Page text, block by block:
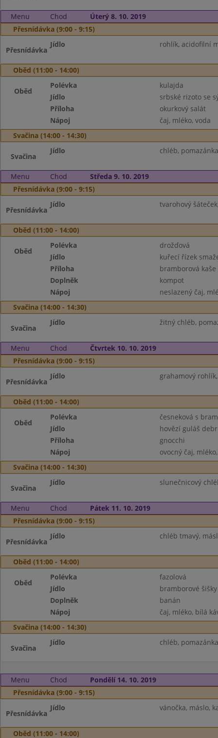
Menu Chod
Úterý 8. 10. 2019
Přesnídávka (9:00 - 9:15)
Přesnídávka
Jídlo rohlík, acidofilní
Oběd (11:00 - 14:00)
Oběd
Polévka
kulajda
Jídlo
srbské rizoto se
Příloha
okurkový salát
Nápoj
čaj, mléko, voda
Svačina (14:00 - 14:30)
Svačina
Jídlo chléb,
Menu Chod
Středa 9. 10. 2019
Přesnídávka (9:00 - 9:15)
Přesnídávka
Jídlo tvarohový
Oběd (11:00 - 14:00)
Oběd
Polévka
drožďová
Jídlo
kuřecí řízek
Příloha
bramborová kaše
Doplněk
kompot
Nápoj
neslazený čaj,
Svačina (14:00 - 14:30)
Svačina
Jídlo žitný chléb,
Menu Chod
Čtvrtek 10. 10. 2019
Přesnídávka (9:00 - 9:15)
Přesnídávka
Jídlo grahamový
Oběd (11:00 - 14:00)
Oběd
Polévka
česneková s
Jídlo
hovězí guláš
Příloha
gnocchi
Nápoj
ovocný čaj,
Svačina (14:00 - 14:30)
Svačina
Jídlo slunečnicový
Menu Chod
Pátek 11. 10. 2019
Přesnídávka (9:00 - 9:15)
Přesnídávka
Jídlo chléb tmavý,
Oběd (11:00 - 14:00)
Oběd
Polévka
fazolová
Jídlo
bramborové
Doplněk
banán
Nápoj
čaj, mléko, bílá
Svačina (14:00 - 14:30)
Svačina
Jídlo chléb,
Menu Chod
Pondělí 14. 10. 2019
Přesnídávka (9:00 - 9:15)
Přesnídávka
Jídlo vánočka, máslo,
Oběd (11:00 - 14:00)